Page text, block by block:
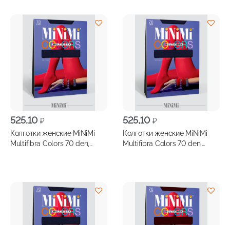
525,10 ₽
Колготки женские MiNiMi
Multifibra Colors 70 den,
525,10 ₽
Колготки женские MiNiMi
Multifibra Colors 70 den,